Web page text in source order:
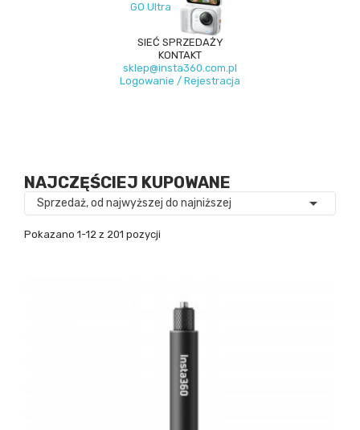
GO Ultra
SIEĆ SPRZEDAŻY
KONTAKT
sklep@insta360.com.pl
Logowanie / Rejestracja
NAJCZĘŚCIEJ KUPOWANE
Sprzedaż, od najwyższej do najniższej 
Pokazano 1-12 z 201 pozycji